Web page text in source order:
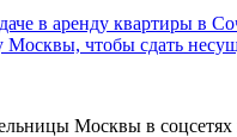
чтобы сдать
Москвы в соцсетях